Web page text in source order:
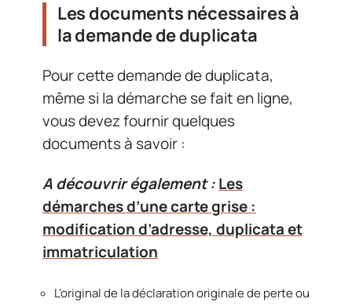
Les documents nécessaires à
la demande de duplicata
Pour cette demande de duplicata,
même si la démarche se fait en ligne,
vous devez fournir quelques
documents à savoir :
A découvrir également :Les
démarches d’une carte grise :
modification d’adresse, duplicata et
immatriculation
L’original de la déclaration originale de perte ou